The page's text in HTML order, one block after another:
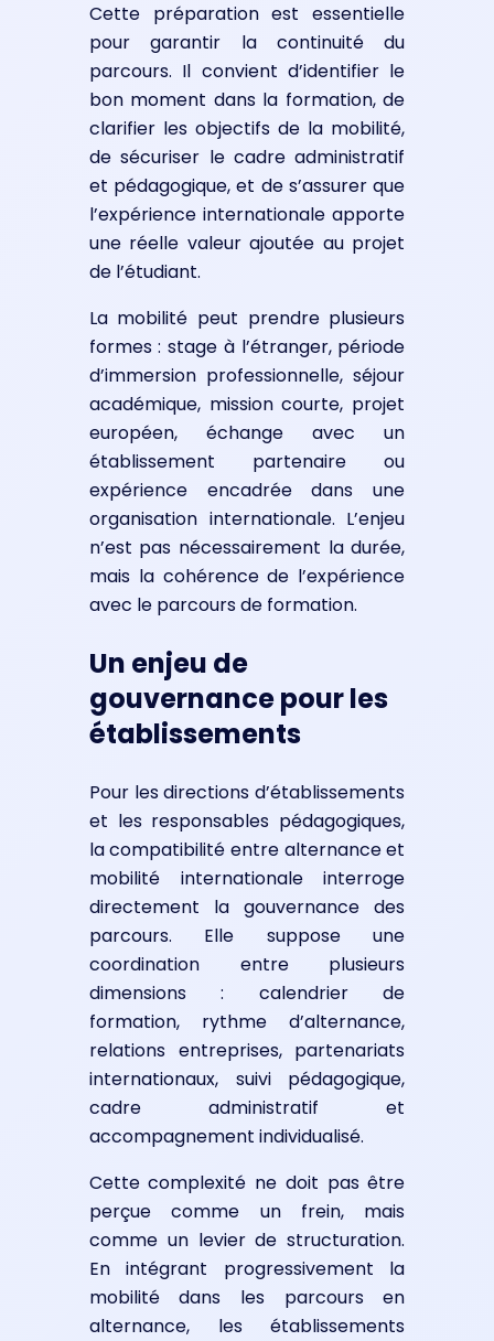
Cette préparation est essentielle
pour garantir la continuité du
parcours. Il convient d’identifier le
bon moment dans la formation, de
clarifier les objectifs de la mobilité,
de sécuriser le cadre administratif
et pédagogique, et de s’assurer que
l’expérience internationale apporte
une réelle valeur ajoutée au projet
de l’étudiant.
La mobilité peut prendre plusieurs
formes : stage à l’étranger, période
d’immersion professionnelle, séjour
académique, mission courte, projet
européen, échange avec un
établissement partenaire ou
expérience encadrée dans une
organisation internationale. L’enjeu
n’est pas nécessairement la durée,
mais la cohérence de l’expérience
avec le parcours de formation.
Un enjeu de
gouvernance pour les
établissements
Pour les directions d’établissements
et les responsables pédagogiques,
la compatibilité entre alternance et
mobilité internationale interroge
directement la gouvernance des
parcours. Elle suppose une
coordination entre plusieurs
dimensions : calendrier de
formation, rythme d’alternance,
relations entreprises, partenariats
internationaux, suivi pédagogique,
cadre administratif et
accompagnement individualisé.
Cette complexité ne doit pas être
perçue comme un frein, mais
comme un levier de structuration.
En intégrant progressivement la
mobilité dans les parcours en
alternance, les établissements